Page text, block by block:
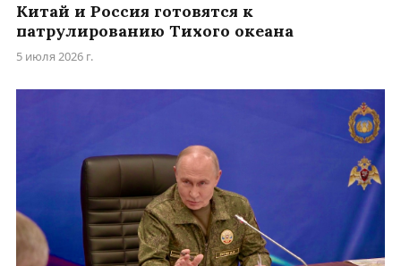
Китай и Россия готовятся к
патрулированию Тихого океана
5 июля 2026 г.